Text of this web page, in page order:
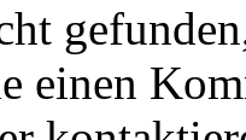
einen